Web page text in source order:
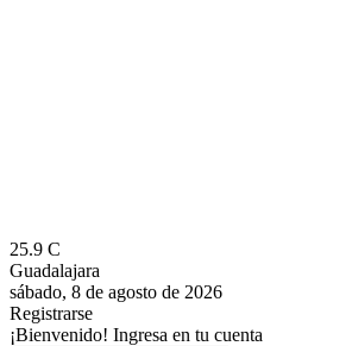
25.9 C
Guadalajara
sábado, 8 de agosto de 2026
Registrarse
¡Bienvenido! Ingresa en tu cuenta